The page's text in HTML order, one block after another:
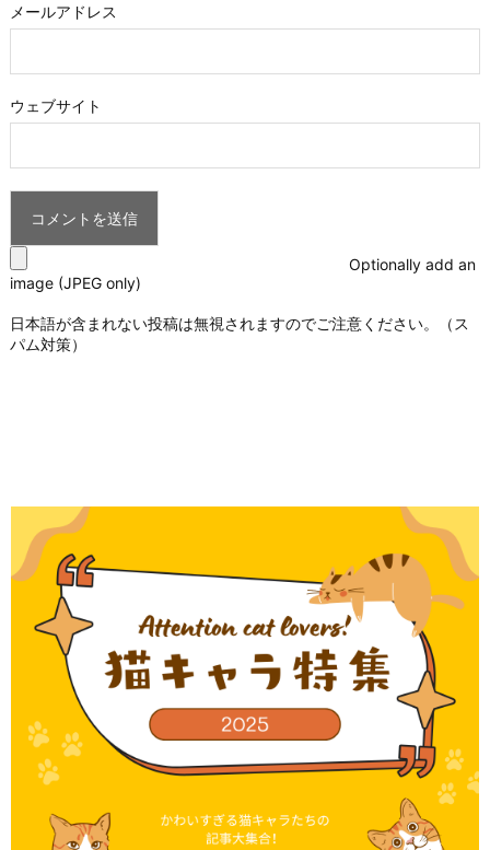
メールアドレス
ウェブサイト
Optionally add an
image (JPEG only)
日本語が含まれない投稿は無視されますのでご注意ください。（ス
パム対策）